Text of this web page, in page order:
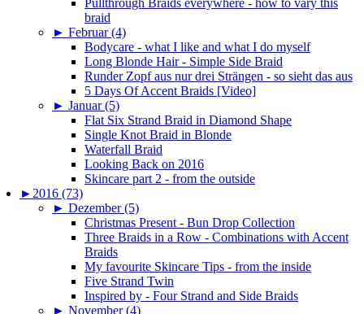
Pullthrough Braids everywhere - how to vary this
braid
► Februar (4)
Bodycare - what I like and what I do myself
Long Blonde Hair - Simple Side Braid
Runder Zopf aus nur drei Strängen - so sieht das aus
5 Days Of Accent Braids [Video]
► Januar (5)
Flat Six Strand Braid in Diamond Shape
Single Knot Braid in Blonde
Waterfall Braid
Looking Back on 2016
Skincare part 2 - from the outside
► 2016 (73)
► Dezember (5)
Christmas Present - Bun Drop Collection
Three Braids in a Row - Combinations with Accent
Braids
My favourite Skincare Tips - from the inside
Five Strand Twin
Inspired by - Four Strand and Side Braids
► November (4)